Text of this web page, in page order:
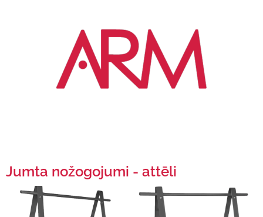
Jumta nožogojumi - attēli